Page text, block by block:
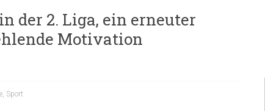
der 2. Liga, ein erneuter
Motivation
Sport